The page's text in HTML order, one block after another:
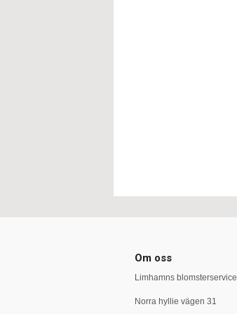
Om oss
Limhamns blomsterservice
Norra hyllie vägen 31